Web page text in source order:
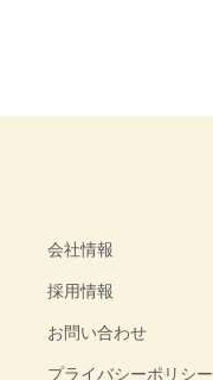
会社情報
採用情報
お問い合わせ
プライバシーポリシー